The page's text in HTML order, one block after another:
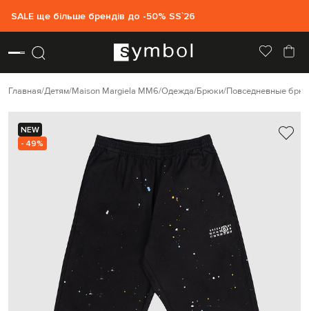
SALE ще більше брендів до -50% SS`26
Главная Детям Maison Margiela MM6 Одежда Брюки Повседневные
NEW
- 49%